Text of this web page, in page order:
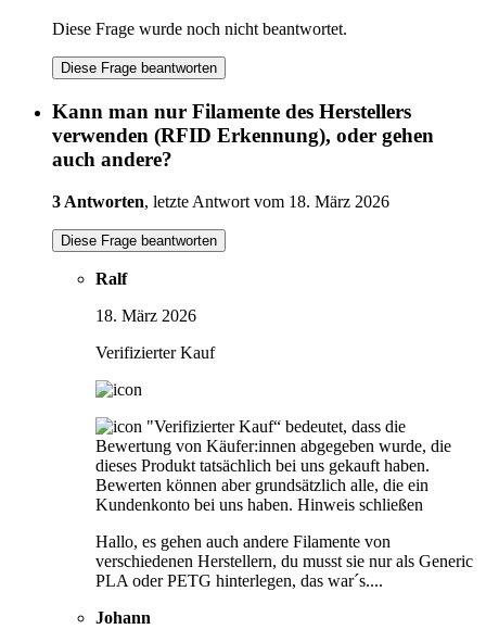
Diese Frage wurde noch nicht beantwortet.
Diese Frage beantworten
Kann man nur Filamente des Herstellers
verwenden (RFID Erkennung), oder gehen
auch andere?
3 Antworten, letzte Antwort vom 18. März 2026
Diese Frage beantworten
Ralf
18. März 2026
Verifizierter Kauf
"Verifizierter Kauf“ bedeutet, dass die
Bewertung von Käufer:innen abgegeben wurde, die
dieses Produkt tatsächlich bei uns gekauft haben.
Bewerten können aber grundsätzlich alle, die ein
Kundenkonto bei uns haben. Hinweis schließen
Hallo, es gehen auch andere Filamente von
verschiedenen Herstellern, du musst sie nur als Generic
PLA oder PETG hinterlegen, das war´s....
Johann